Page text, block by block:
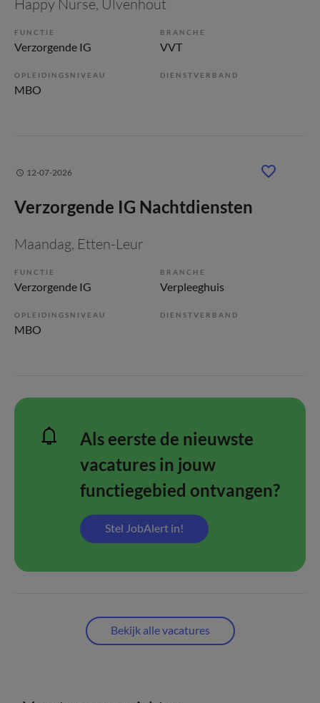
Happy Nurse, Ulvenhout
FUNCTIE
Verzorgende IG
BRANCHE
VVT
OPLEIDINGSNIVEAU
MBO
DIENSTVERBAND
12-07-2026
Verzorgende IG Nachtdiensten
Maandag, Etten-Leur
FUNCTIE
Verzorgende IG
BRANCHE
Verpleeghuis
OPLEIDINGSNIVEAU
MBO
DIENSTVERBAND
Als eerste de nieuwste
vacatures in jouw
functiegebied ontvangen?
Stel JobAlert in!
Bekijk alle vacatures